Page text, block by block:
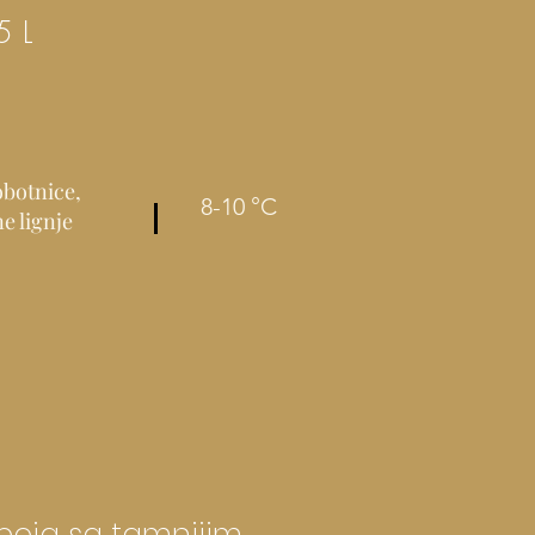
L
lignje
8-10 °C